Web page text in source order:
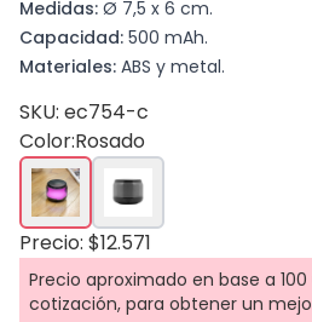
Medidas: Ø 7,5 x 6 cm.
Capacidad: 500 mAh.
Materiales: ABS y metal.
SKU: ec754-c
Color:Rosado
Precio: $12.571
Precio aproximado en base a
cotización, para obtener un